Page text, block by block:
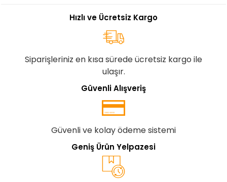
Hızlı ve Ücretsiz Kargo
Siparişleriniz en kısa sürede ücretsiz kargo ile
ulaşır.
Güvenli Alışveriş
Güvenli ve kolay ödeme sistemi
Geniş Ürün Yelpazesi